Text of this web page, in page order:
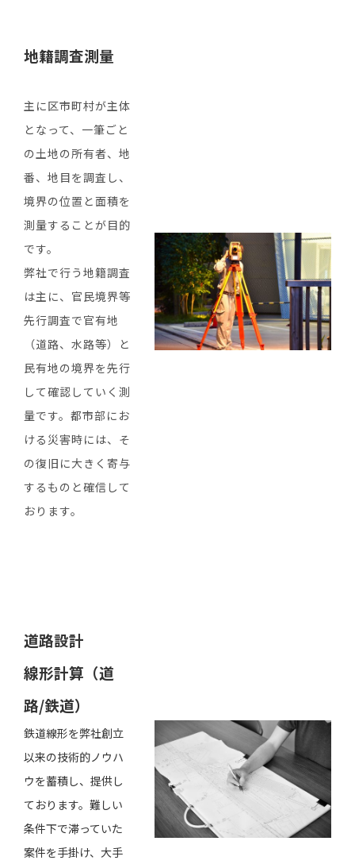
地籍調査測量
主に区市町村が主体
となって、一筆ごと
の土地の所有者、地
番、地目を調査し、
境界の位置と面積を
測量することが目的
です。
弊社で行う地籍調査
は主に、官民境界等
先行調査で官有地
（道路、水路等）と
民有地の境界を先行
して確認していく測
量です。都市部にお
ける災害時には、そ
の復旧に大きく寄与
するものと確信して
おります。
道路設計
線形計算（道
路/鉄道）
鉄道線形を弊社創立
以来の技術的ノウハ
ウを蓄積し、提供し
ております。難しい
条件下で滞っていた
案件を手掛け、大手